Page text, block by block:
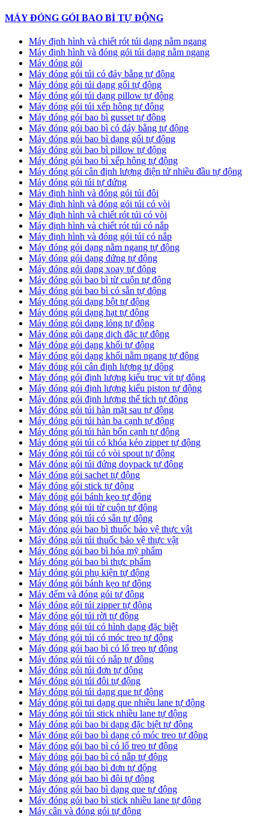
MÁY ĐÓNG GÓI BAO BÌ TỰ ĐỘNG
Máy định hình và chiết rót túi dạng nằm ngang
Máy định hình và đóng gói túi dạng nằm ngang
Máy đóng gói
Máy đóng gói túi có đáy bằng tự động
Máy đóng gói túi dạng gối tự động
Máy đóng gói túi dạng pillow tự động
Máy đóng gói túi xếp hông tự động
Máy đóng gói bao bì gusset tự động
Máy đóng gói bao bì có đáy bằng tự động
Máy đóng gói bao bì dạng gối tự động
Máy đóng gói bao bì pillow tự động
Máy đóng gói bao bì xếp hông tự động
Máy đóng gói cân định lượng điện tử nhiều đầu tự động
Máy đóng gói túi tự đứng
Máy định hình và đóng gói túi đôi
Máy định hình và đóng gói túi có vòi
Máy định hình và chiết rót túi có vòi
Máy định hình và chiết rót túi có nắp
Máy định hình và đóng gói túi có nắp
Máy đóng gói dạng nằm ngang tự động
Máy đóng gói dạng đứng tự động
Máy đóng gói dạng xoay tự động
Máy đóng gói bao bì từ cuộn tự động
Máy đóng gói bao bì có sẵn tự động
Máy đóng gói dạng bột tự động
Máy đóng gói dạng hạt tự động
Máy đóng gói dạng lỏng tự động
Máy đóng gói dạng dịch đặc tự động
Máy đóng gói dạng khối tự động
Máy đóng gói dạng khối nằm ngang tự động
Máy đóng gói cân định lượng tự động
Máy đóng gói định lượng kiểu trục vít tự động
Máy đóng gói định lượng kiểu piston tự động
Máy đóng gói định lượng thể tích tự động
Máy đóng gói túi hàn mặt sau tự động
Máy đóng gói túi hàn ba cạnh tự động
Máy đóng gói túi hàn bốn cạnh tự động
Máy đóng gói túi có khóa kéo zipper tự động
Máy đóng gói túi có vòi spout tự động
Máy đóng gói túi đứng doypack tự động
Máy đóng gói sachet tự động
Máy đóng gói stick tự động
Máy đóng gói bánh kẹo tự động
Máy đóng gói túi từ cuộn tự động
Máy đóng gói túi có sẵn tự động
Máy đóng gói bao bì thuốc bảo vệ thực vật
Máy đóng gói túi thuốc bảo vệ thực vật
Máy đóng gói bao bì hóa mỹ phẩm
Máy đóng gói bao bì thực phẩm
Máy đóng gói phụ kiện tự động
Máy đóng gói bánh kẹo tự động
Máy đếm và đóng gói tự động
Máy đóng gói túi zipper tự động
Máy đóng gói túi rời tự động
Máy đóng gói túi có hình dạng đặc biệt
Máy đóng gói túi có móc treo tự động
Máy đóng gói bao bì có lổ treo tự động
Máy đóng gói túi có nắp tự động
Máy đóng gói túi đơn tự động
Máy đóng gói túi đôi tự động
Máy đóng gói túi dạng que tự động
Máy đóng gói tui dạng que nhiều lane tự động
Máy đóng gói túi stick nhiều lane tự động
Máy đóng gói bao bi dạng đặc biệt tự động
Máy đóng gói bao bì dạng có móc treo tự động
Máy đóng gói bao bì có lổ treo tự động
Máy đóng gói bao bì có nắp tự động
Máy đóng gói bao bì đơn tự động
Máy đóng gói bao bì đôi tự động
Máy đóng gói bao bì dạng que tự động
Máy đóng gói bao bì stick nhiều lane tự động
Máy cân và đóng gói tự động